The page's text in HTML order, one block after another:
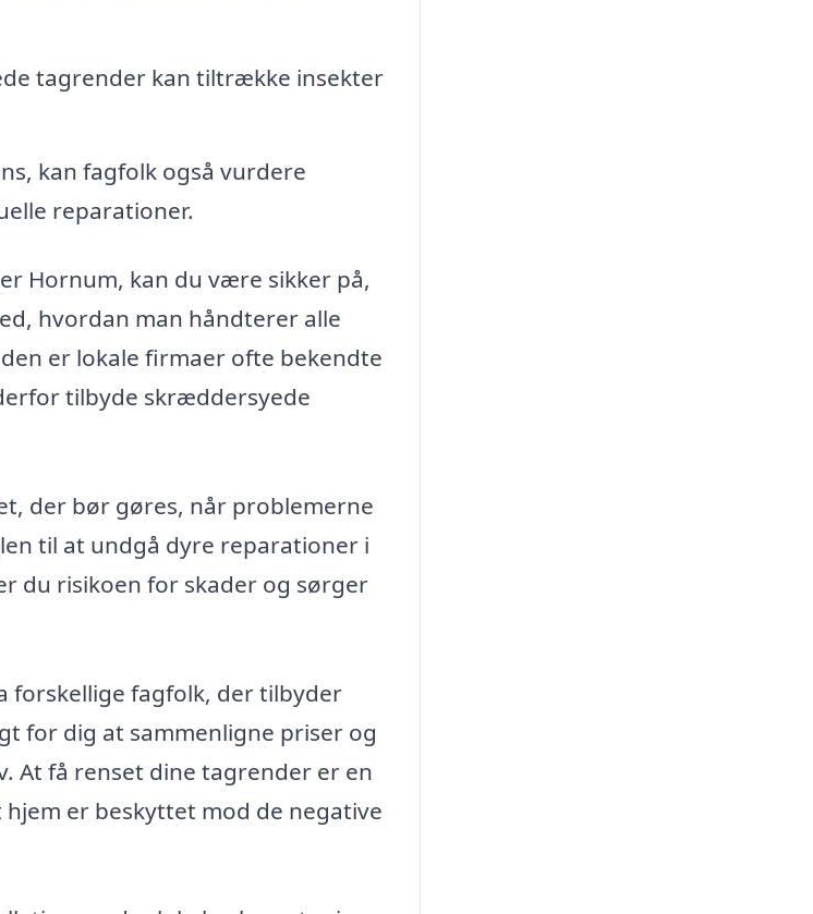
tagrender kan tiltrække insekter
kan fagfolk også vurdere
reparationer.
Hornum, kan du være sikker på,
hvordan man håndterer alle
er lokale firmaer ofte bekendte
tilbyde skræddersyede
der bør gøres, når problemerne
til at undgå dyre reparationer i
du risikoen for skader og sørger
forskellige fagfolk, der tilbyder
for dig at sammenligne priser og
At få renset dine tagrender er en
er beskyttet mod de negative